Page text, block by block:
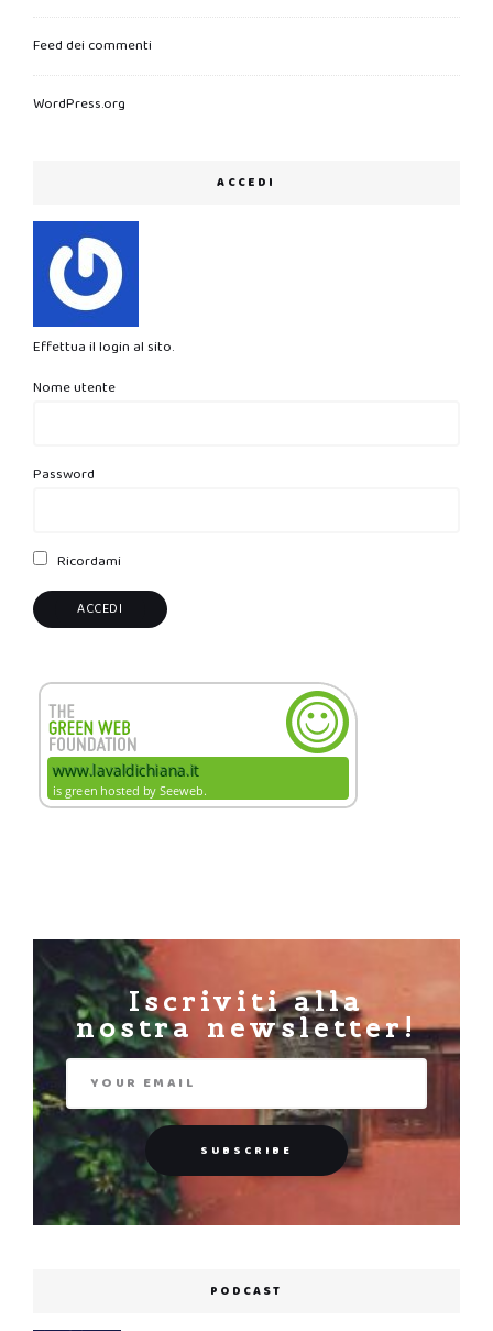
Feed dei commenti
WordPress.org
ACCEDI
Effettua il login al sito.
Nome utente
Password
Ricordami
Iscriviti alla
nostra newsletter!
PODCAST